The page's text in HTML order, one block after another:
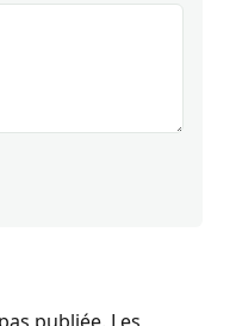
publiée. Les